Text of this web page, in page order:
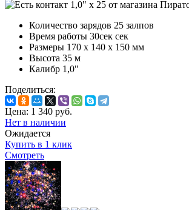
Количество зарядов 25 залпов
Время работы 30сек сек
Размеры 170 х 140 х 150 мм
Высота 35 м
Калибр 1,0"
Поделиться:
Цена: 1 340 руб.
Нет в наличии
Ожидается
Купить в 1 клик
Смотреть